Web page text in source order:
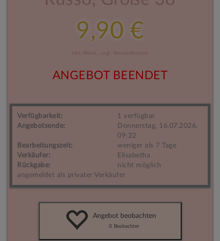
9,90 €
inkl. Mwst., zzgl. Versandkosten
ANGEBOT BEENDET
Verfügbarkeit:
1 verfügbar
Angebotsende:
Donnerstag, 16.07.2026,
09:22
Bearbeitungszeit:
weniger als 7 Tage
Verkäufer:
Elisabetha
Rückgabe:
nicht möglich
angemeldet als privater Verkäufer
Angebot beobachten
0 Beobachter